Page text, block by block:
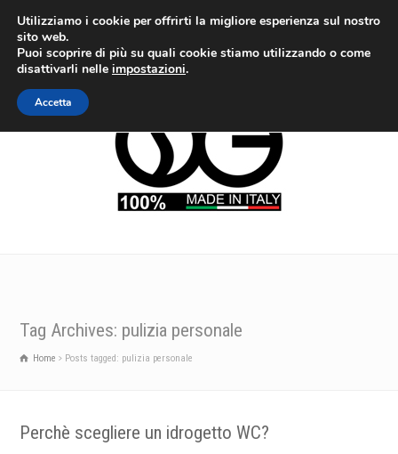
Tag Archives: pulizia personale
Home Posts tagged: pulizia personale
Perchè scegliere un idrogetto WC?
Utilizziamo i cookie per offrirti la migliore esperienza sul nostro
sito web.
Puoi scoprire di più su quali cookie stiamo utilizzando o come
disattivarli nelle impostazioni.
Accetta